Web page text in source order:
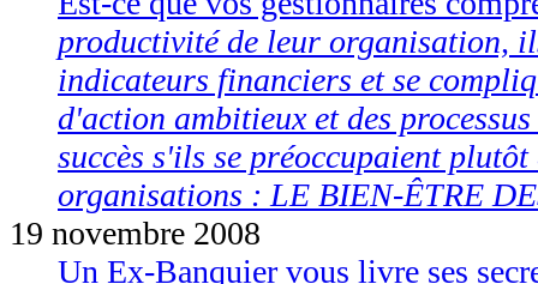
productivité de leur organisation,
indicateurs financiers et se
d'action ambitieux et des
succès s'ils se préoccupaient
organisations : LE BIEN-ÊTRE
19 novembre 2008
Un Ex-Banquier vous livre ses